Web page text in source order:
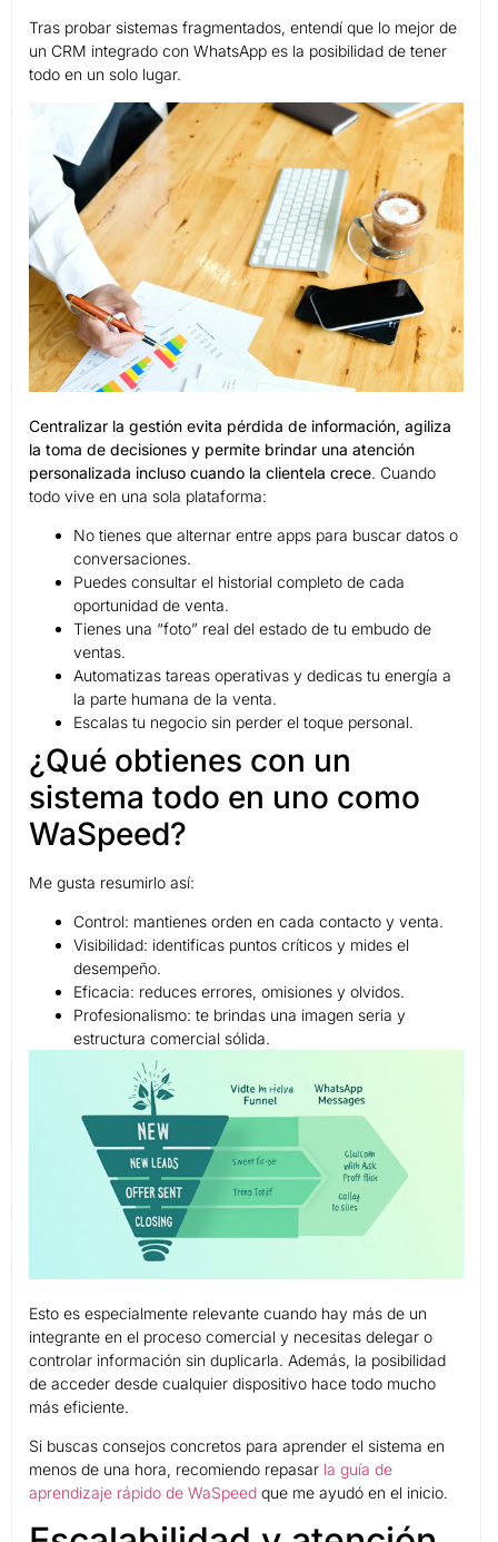
Tras probar sistemas fragmentados, entendí que lo mejor de
un CRM integrado con WhatsApp es la posibilidad de tener
todo en un solo lugar.
Centralizar la gestión evita pérdida de información, agiliza
la toma de decisiones y permite brindar una atención
personalizada incluso cuando la clientela crece. Cuando
todo vive en una sola plataforma:
No tienes que alternar entre apps para buscar datos o
conversaciones.
Puedes consultar el historial completo de cada
oportunidad de venta.
Tienes una “foto” real del estado de tu embudo de
ventas.
Automatizas tareas operativas y dedicas tu energía a
la parte humana de la venta.
Escalas tu negocio sin perder el toque personal.
¿Qué obtienes con un
sistema todo en uno como
WaSpeed?
Me gusta resumirlo así:
Control: mantienes orden en cada contacto y venta.
Visibilidad: identificas puntos críticos y mides el
desempeño.
Eficacia: reduces errores, omisiones y olvidos.
Profesionalismo: te brindas una imagen seria y
estructura comercial sólida.
Esto es especialmente relevante cuando hay más de un
integrante en el proceso comercial y necesitas delegar o
controlar información sin duplicarla. Además, la posibilidad
de acceder desde cualquier dispositivo hace todo mucho
más eficiente.
Si buscas consejos concretos para aprender el sistema en
menos de una hora, recomiendo repasar la guía de
aprendizaje rápido de WaSpeed que me ayudó en el inicio.